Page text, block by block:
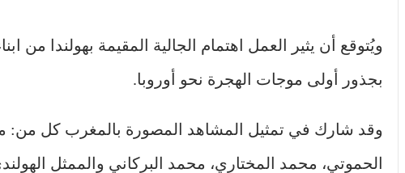
ويُتوقع أن يثير العمل اهتمام الجالية المقيمة بهولندا من
بجذور أولى موجات الهجرة نحو أوروبا.
وقد شارك في تمثيل المشاهد المصورة بالمغرب كل من:
الحموتي، محمد المختاري، محمد البركاني والممثل